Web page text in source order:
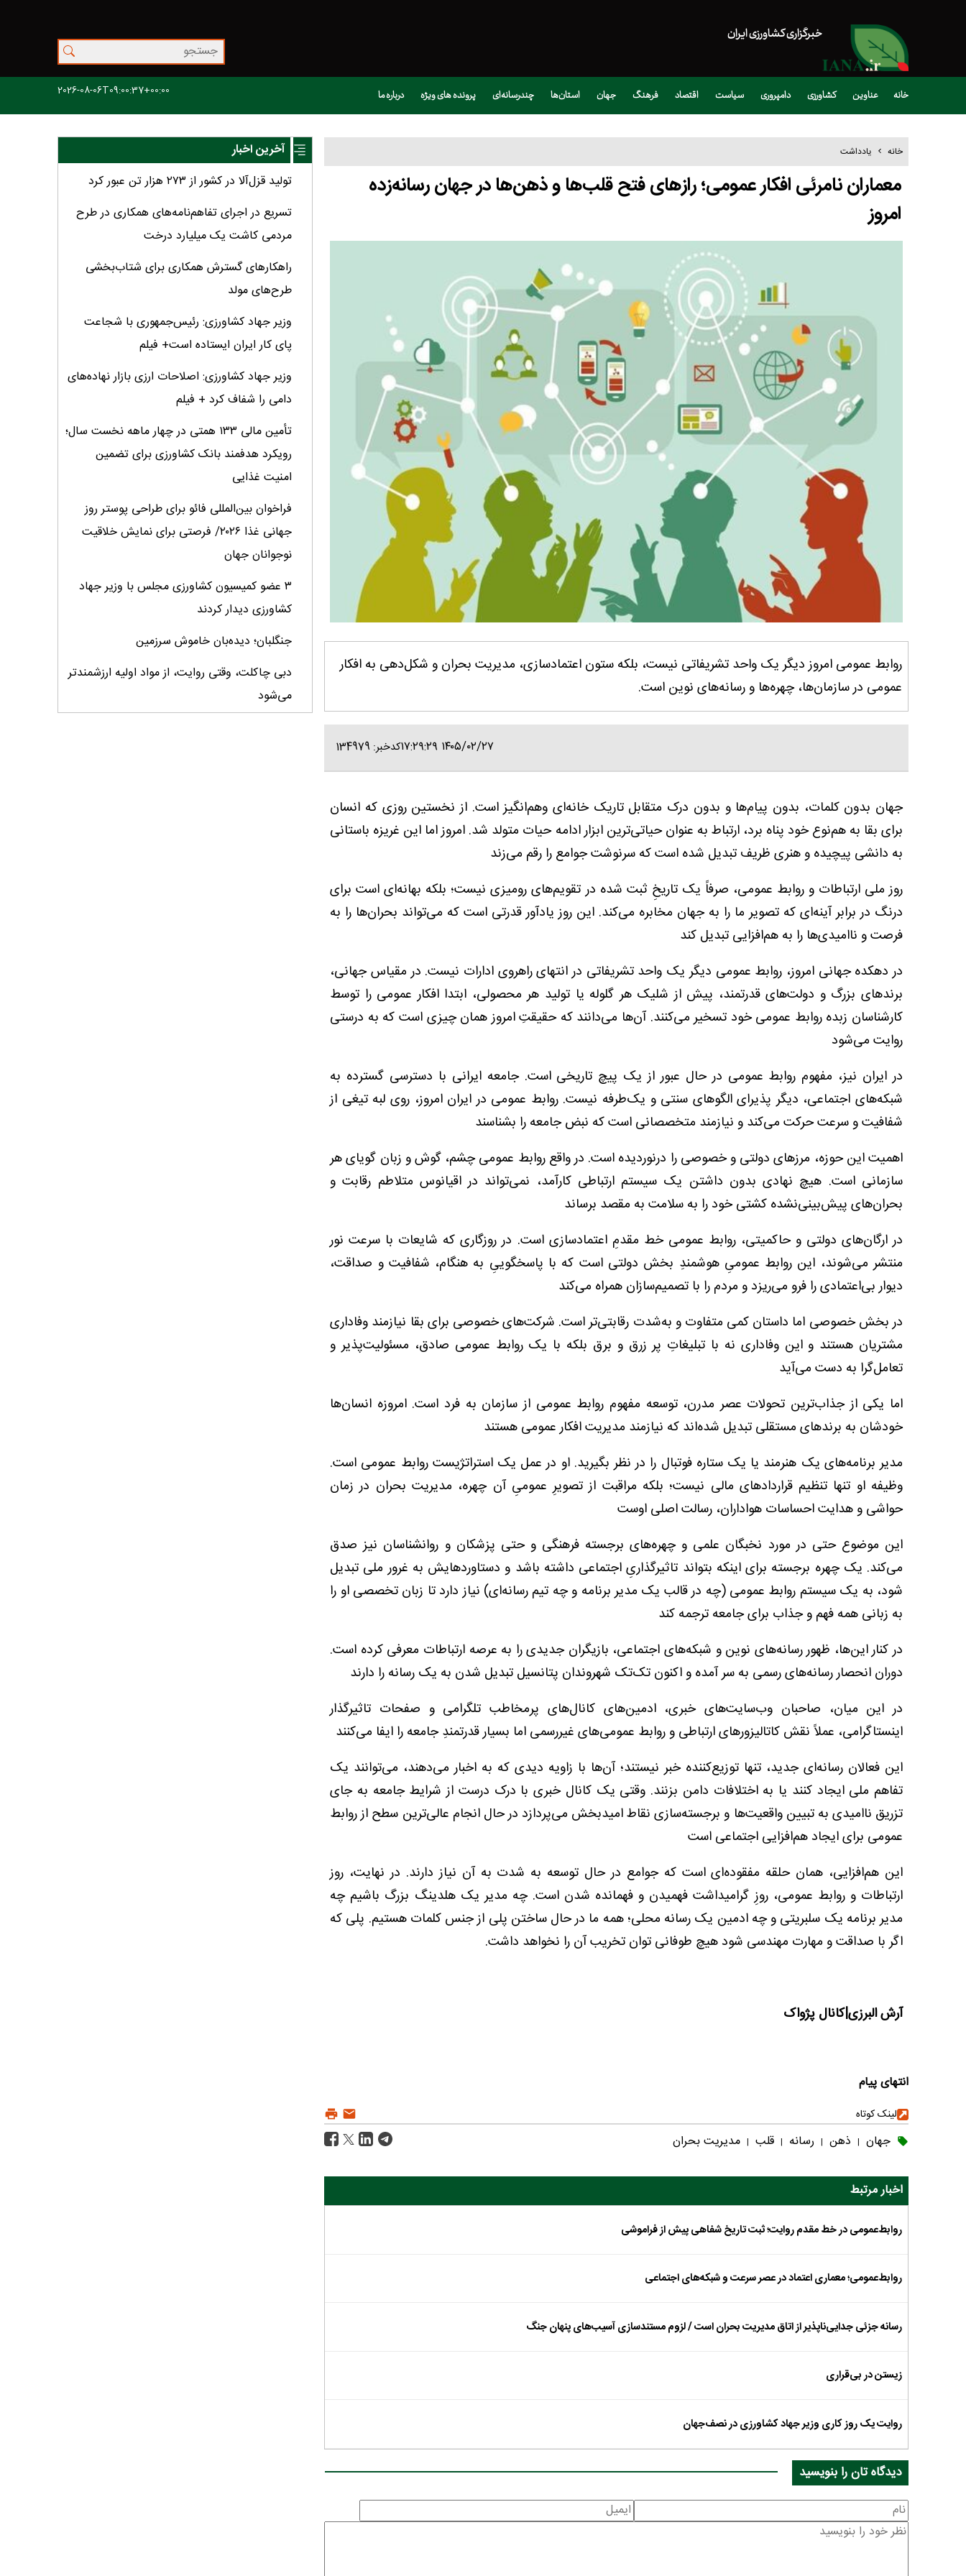
خبرگزاری کشاورزی ایران
خانه عناوین کشاورزی دامپروری سیاست اقتصاد فرهنگ جهان استان‌ها چندرسانه‌ای پرونده های ویژه درباره ما 2026-08-06T09:00:37+00:00
خانه یادداشت
معماران نامرئی افکار عمومی؛ رازهای فتح قلب‌ها و ذهن‌ها در جهان رسانه‌زده
امروز
روابط عمومی امروز دیگر یک واحد تشریفاتی نیست، بلکه ستون اعتمادسازی، مدیریت بحران و شکل‌دهی به افکار
عمومی در سازمان‌ها، چهره‌ها و رسانه‌های نوین است.
۱۴۰۵/۰۲/۲۷ ۱۷:۲۹:۲۹ کدخبر: 134979
جهان بدون کلمات، بدون پیام‌ها و بدون درک متقابل تاریک‌ خانه‌ای وهم‌انگیز است. از نخستین روزی که انسان
برای بقا به هم‌نوع خود پناه برد، ارتباط به عنوان حیاتی‌ترین ابزار ادامه حیات متولد شد. امروز اما این غریزه باستانی
به دانشی پیچیده و هنری ظریف تبدیل شده است که سرنوشت جوامع را رقم می‌زند
روز ملی ارتباطات و روابط عمومی، صرفاً یک تاریخِ ثبت شده در تقویم‌های رومیزی نیست؛ بلکه بهانه‌ای است برای
درنگ در برابر آینه‌ای که تصویر ما را به جهان مخابره می‌کند. این روز یادآور قدرتی است که می‌تواند بحران‌ها را به
فرصت و ناامیدی‌ها را به هم‌افزایی تبدیل کند
در دهکده جهانی امروز، روابط عمومی دیگر یک واحد تشریفاتی در انتهای راهروی ادارات نیست. در مقیاس جهانی،
برندهای بزرگ و دولت‌های قدرتمند، پیش از شلیک هر گلوله یا تولید هر محصولی، ابتدا افکار عمومی را توسط
کارشناسان زبده روابط عمومی خود تسخیر می‌کنند. آن‌ها می‌دانند که حقیقتِ امروز همان چیزی است که به درستی
روایت می‌شود
در ایران نیز، مفهوم روابط عمومی در حال عبور از یک پیچ تاریخی است. جامعه ایرانی با دسترسی گسترده به
شبکه‌های اجتماعی، دیگر پذیرای الگوهای سنتی و یک‌طرفه نیست. روابط عمومی در ایران امروز، روی لبه تیغی از
شفافیت و سرعت حرکت می‌کند و نیازمند متخصصانی است که نبض جامعه را بشناسند
اهمیت این حوزه، مرزهای دولتی و خصوصی را درنوردیده است. در واقع روابط عمومی چشم، گوش و زبان گویای هر
سازمانی است. هیچ نهادی بدون داشتن یک سیستم ارتباطی کارآمد، نمی‌تواند در اقیانوس متلاطم رقابت و
بحران‌های پیش‌بینی‌نشده کشتی خود را به سلامت به مقصد برساند
در ارگان‌های دولتی و حاکمیتی، روابط عمومی خط مقدمِ اعتمادسازی است. در روزگاری که شایعات با سرعت نور
منتشر می‌شوند، این روابط عمومیِ هوشمندِ بخش دولتی است که با پاسخگوییِ به هنگام، شفافیت و صداقت،
دیوار بی‌اعتمادی را فرو می‌ریزد و مردم را با تصمیم‌سازان همراه می‌کند
در بخش خصوصی اما داستان کمی متفاوت و به‌شدت رقابتی‌تر است. شرکت‌های خصوصی برای بقا نیازمند وفاداری
مشتریان هستند و این وفاداری نه با تبلیغاتِ پر زرق و برق بلکه با یک روابط عمومی صادق، مسئولیت‌پذیر و
تعامل‌گرا به دست می‌آید
اما یکی از جذاب‌ترین تحولات عصر مدرن، توسعه مفهوم روابط عمومی از سازمان به فرد است. امروزه انسان‌ها
خودشان به برندهای مستقلی تبدیل شده‌اند که نیازمند مدیریت افکار عمومی هستند
مدیر برنامه‌های یک هنرمند یا یک ستاره فوتبال را در نظر بگیرید. او در عمل یک استراتژیست روابط عمومی است.
وظیفه او تنها تنظیم قراردادهای مالی نیست؛ بلکه مراقبت از تصویرِ عمومیِ آن چهره، مدیریت بحران در زمان
حواشی و هدایت احساسات هواداران، رسالت اصلی اوست
این موضوع حتی در مورد نخبگان علمی و چهره‌های برجسته فرهنگی و حتی پزشکان و روانشناسان نیز صدق
می‌کند. یک چهره برجسته برای اینکه بتواند تاثیرگذاریِ اجتماعی داشته باشد و دستاوردهایش به غرور ملی تبدیل
شود، به یک سیستم روابط عمومی (چه در قالب یک مدیر برنامه و چه تیم رسانه‌ای) نیاز دارد تا زبان تخصصی او را
به زبانی همه‌ فهم و جذاب برای جامعه ترجمه کند
در کنار این‌ها، ظهور رسانه‌های نوین و شبکه‌های اجتماعی، بازیگران جدیدی را به عرصه ارتباطات معرفی کرده است.
دوران انحصار رسانه‌های رسمی به سر آمده و اکنون تک‌تک شهروندان پتانسیل تبدیل شدن به یک رسانه را دارند
در این میان، صاحبان وب‌سایت‌های خبری، ادمین‌های کانال‌های پرمخاطب تلگرامی و صفحات تاثیرگذار
اینستاگرامی، عملاً نقش کاتالیزورهای ارتباطی و روابط عمومی‌های غیررسمی اما بسیار قدرتمندِ جامعه را ایفا می‌کنند
این فعالان رسانه‌ای جدید، تنها توزیع‌کننده خبر نیستند؛ آن‌ها با زاویه دیدی که به اخبار می‌دهند، می‌توانند یک
تفاهم ملی ایجاد کنند یا به اختلافات دامن بزنند. وقتی یک کانال خبری با درک درست از شرایط جامعه به جای
تزریق ناامیدی به تبیین واقعیت‌ها و برجسته‌سازی نقاط امیدبخش می‌پردازد در حال انجام عالی‌ترین سطح از روابط
عمومی برای ایجاد هم‌افزایی اجتماعی است
این هم‌افزایی، همان حلقه مفقوده‌ای است که جوامع در حال توسعه به شدت به آن نیاز دارند. در نهایت، روز
ارتباطات و روابط عمومی، روزِ گرامیداشت فهمیدن و فهمانده شدن است. چه مدیر یک هلدینگ بزرگ باشیم چه
مدیر برنامه یک سلبریتی و چه ادمین یک رسانه محلی؛ همه ما در حال ساختن پلی از جنس کلمات هستیم. پلی که
اگر با صداقت و مهارت مهندسی شود هیچ طوفانی توان تخریب آن را نخواهد داشت.
آرش البرزی|کانال پژواک
انتهای پیام
لینک کوتاه
جهان | ذهن | رسانه | قلب | مدیریت بحران
اخبار مرتبط
روابط‌عمومی در خط مقدم روایت؛ ثبت تاریخ شفاهی پیش از فراموشی
روابط‌عمومی؛ معماری اعتماد در عصر سرعت و شبکه‌های اجتماعی
رسانه جزئی جدایی‌ناپذیر از اتاق مدیریت بحران است / لزوم مستندسازی آسیب‌های پنهان جنگ
زیستن در بی‌قراری
روایت یک روز کاری وزیر جهاد کشاورزی در نصف‌جهان
دیدگاه تان را بنویسید
آخرین اخبار
تولید قزل‌آلا در کشور از ۲۷۳ هزار تن عبور کرد
تسریع در اجرای تفاهم‌نامه‌های همکاری در طرح
مردمی کاشت یک میلیارد درخت
راهکارهای گسترش همکاری برای شتاب‌بخشی
طرح‌های مولد
وزیر جهاد کشاورزی: رئیس‌جمهوری با شجاعت
پای کار ایران ایستاده است+ فیلم
وزیر جهاد کشاورزی: اصلاحات ارزی بازار نهاده‌های
دامی را شفاف کرد + فیلم
تأمین مالی ۱۳۳ همتی در چهار ماهه نخست سال؛
رویکرد هدفمند بانک کشاورزی برای تضمین
امنیت غذایی
فراخوان بین‌المللی فائو برای طراحی پوستر روز
جهانی غذا ۲۰۲۶/ فرصتی برای نمایش خلاقیت
نوجوانان جهان
۳ عضو کمیسیون کشاورزی مجلس با وزیر جهاد
کشاورزی دیدار کردند
جنگلبان؛ دیده‌بان خاموش سرزمین
دبی چاکلت، وقتی روایت، از مواد اولیه ارزشمندتر
می‌شود